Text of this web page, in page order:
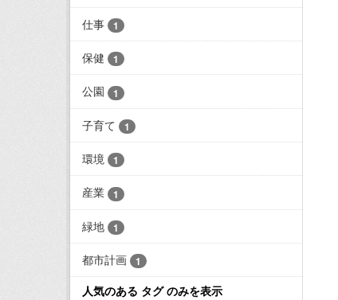
仕事 1
保健 1
公園 1
子育て 1
環境 1
産業 1
緑地 1
都市計画 1
人気のある タグ のみを表示